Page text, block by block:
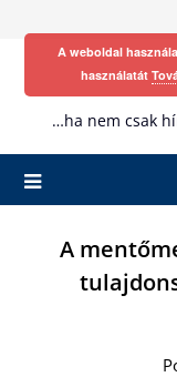
…ha nem csak
A
A weboldal
használatát